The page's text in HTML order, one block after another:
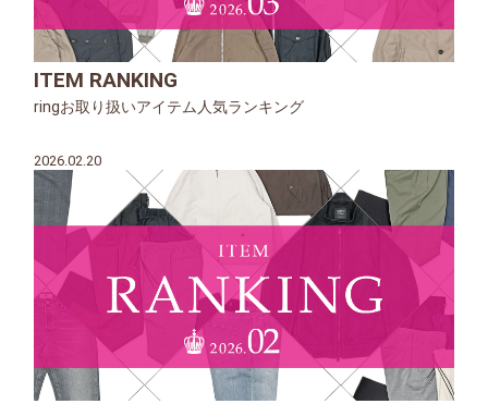
ITEM RANKING
ringお取り扱いアイテム人気ランキング
2026.02.20